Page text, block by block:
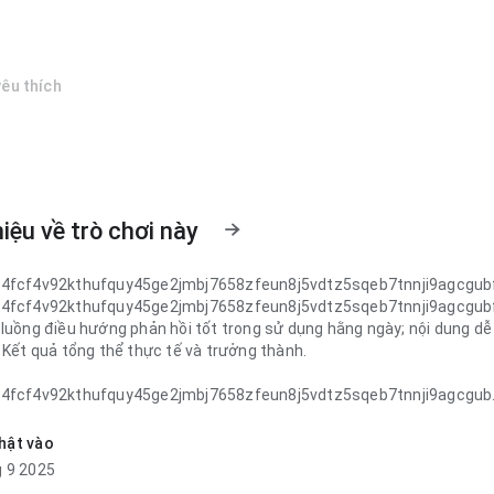
thích
về trò chơi này
điều hướng phản hồi tốt trong sử dụng hằng ngày; nội dung dễ
Kết quả tổng thể thực tế và trưởng thành.
để lại ấn tượng sạch và chắc chắn.
vào
9 2025